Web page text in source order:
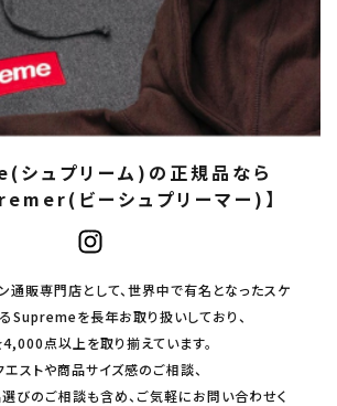
ュプリーム)の正規品なら
ビーシュプリーマー)】
販専門店として、世界中で有名となったスケ
Supremeを長年お取り扱いしており、
点以上を取り揃えています。
ストや商品サイズ感のご相談、
びのご相談も含め、ご気軽にお問い合わせく